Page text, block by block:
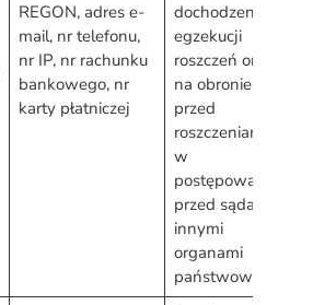
REGON, adres e-
mail, nr telefonu,
nr IP, nr rachunku
bankowego, nr
karty płatniczej
dochodzeniu i
egzekucji
roszczeń oraz
na obronie
przed
roszczeniami
w
postępowaniu
przed sądami i
innymi
organami
państwowymi